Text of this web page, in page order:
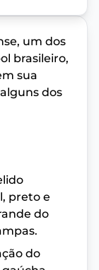
um dos
brasileiro,
sua
dos
preto e
do
do